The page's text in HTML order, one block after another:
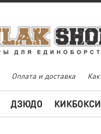
Оплата и доставка
ДЗЮДО